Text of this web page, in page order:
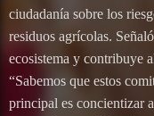
ciudadanía sobre los
residuos agrícolas.
ecosistema y contribuye
“Sabemos que estos
principal es concientizar